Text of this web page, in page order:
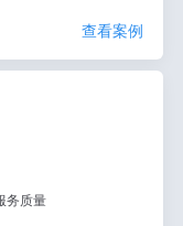
查看案例
务质量